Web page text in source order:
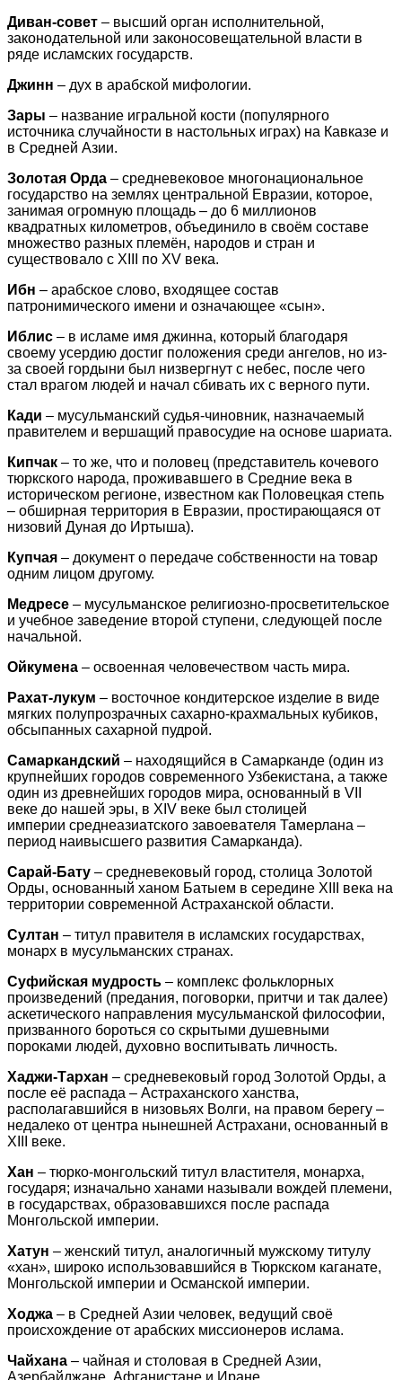
Диван-совет – высший орган исполнительной,
законодательной или законосовещательной власти в
ряде исламских государств.
Джинн – дух в арабской мифологии.
Зары – название игральной кости (популярного
источника случайности в настольных играх) на Кавказе и
в Средней Азии.
Золотая Орда – средневековое многонациональное
государство на землях центральной Евразии, которое,
занимая огромную площадь – до 6 миллионов
квадратных километров, объединило в своём составе
множество разных племён, народов и стран и
существовало с XIII по XV века.
Ибн – арабское слово, входящее состав
патронимического имени и означающее «сын».
Иблис – в исламе имя джинна, который благодаря
своему усердию достиг положения среди ангелов, но из-
за своей гордыни был низвергнут с небес, после чего
стал врагом людей и начал сбивать их с верного пути.
Кади – мусульманский судья-чиновник, назначаемый
правителем и вершащий правосудие на основе шариата.
Кипчак – то же, что и половец (представитель кочевого
тюркского народа, проживавшего в Средние века в
историческом регионе, известном как Половецкая степь
– обширная территория в Евразии, простирающаяся от
низовий Дуная до Иртыша).
Купчая – документ о передаче собственности на товар
одним лицом другому.
Медресе – мусульманское религиозно-просветительское
и учебное заведение второй ступени, следующей после
начальной.
Ойкумена – освоенная человечеством часть мира.
Рахат-лукум – восточное кондитерское изделие в виде
мягких полупрозрачных сахарно-крахмальных кубиков,
обсыпанных сахарной пудрой.
Самаркандский – находящийся в Самарканде (один из
крупнейших городов современного Узбекистана, а также
один из древнейших городов мира, основанный в VII
веке до нашей эры, в XIV веке был столицей
империи среднеазиатского завоевателя Тамерлана –
период наивысшего развития Самарканда).
Сарай-Бату – средневековый город, столица Золотой
Орды, основанный ханом Батыем в середине XIII века на
территории современной Астраханской области.
Султан – титул правителя в исламских государствах,
монарх в мусульманских странах.
Суфийская мудрость – комплекс фольклорных
произведений (предания, поговорки, притчи и так далее)
аскетического направления мусульманской философии,
призванного бороться со скрытыми душевными
пороками людей, духовно воспитывать личность.
Хаджи-Тархан – средневековый город Золотой Орды, а
после её распада – Астраханского ханства,
располагавшийся в низовьях Волги, на правом берегу –
недалеко от центра нынешней Астрахани, основанный в
XIII веке.
Хан – тюрко-монгольский титул властителя, монарха,
государя; изначально ханами называли вождей племени,
в государствах, образовавшихся после распада
Монгольской империи.
Хатун – женский титул, аналогичный мужскому титулу
«хан», широко использовавшийся в Тюркском каганате,
Монгольской империи и Османской империи.
Ходжа – в Средней Азии человек, ведущий своё
происхождение от арабских миссионеров ислама.
Чайхана – чайная и столовая в Средней Азии,
Азербайджане, Афганистане и Иране.